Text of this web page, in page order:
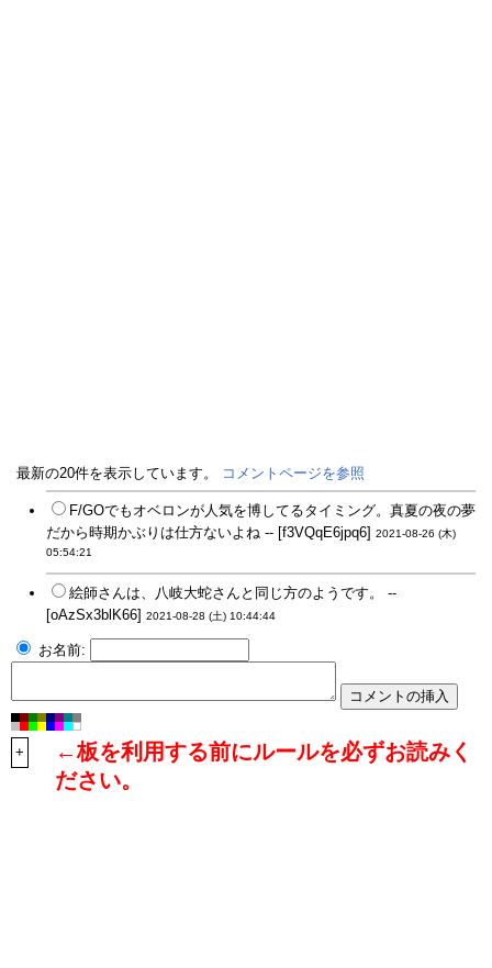
最新の20件を表示しています。 コメントページを参照
F/GOでもオベロンが人気を博してるタイミング。真夏の夜の夢
だから時期かぶりは仕方ないよね -- [f3VQqE6jpq6] 2021-08-26 (木)
05:54:21
絵師さんは、八岐大蛇さんと同じ方のようです。 --
[oAzSx3blK66] 2021-08-28 (土) 10:44:44
お名前:
+
←板を利用する前にルールを必ずお読みく
ださい。